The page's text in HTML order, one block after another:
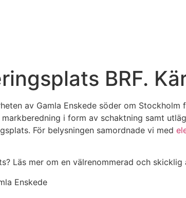
BRF.
av Gamla Enskede söder om
i form av schaktning samt
För belysningen samordnade vi med
Läs mer om en välrenommerad och skicklig